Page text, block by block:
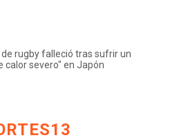
rugby falleció tras sufrir un
calor severo" en Japón